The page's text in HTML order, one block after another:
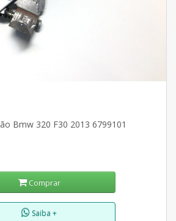
Bmw 320 F30 2013 6799101
Comprar
Saiba +